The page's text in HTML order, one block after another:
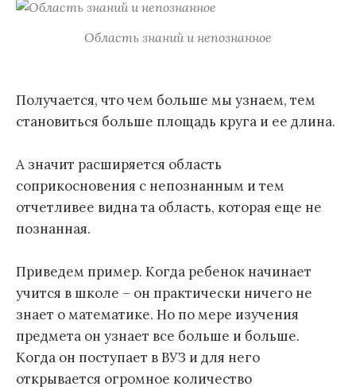
Область знаний и непознанное
Получается, что чем больше мы узнаем, тем
становиться больше площадь круга и ее длина.
А значит расширяется область
соприкосновения с непознанным и тем
отчетливее видна та область, которая еще не
познанная.
Приведем пример. Когда ребенок начинает
учится в школе – он практически ничего не
знает о математике. Но по мере изучения
предмета он узнает все больше и больше.
Когда он поступает в ВУЗ и для него
открывается огромное количество